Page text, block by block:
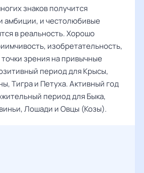
знаков получится
амбиции, и честолюбивые
в реальность. Хорошо
изобретательность,
зрения на привычные
период для Крысы,
Тигра и Петуха. Активный год
период для Быка,
Лошади и Овцы (Козы).